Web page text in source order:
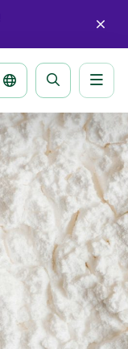
La
de
recherche